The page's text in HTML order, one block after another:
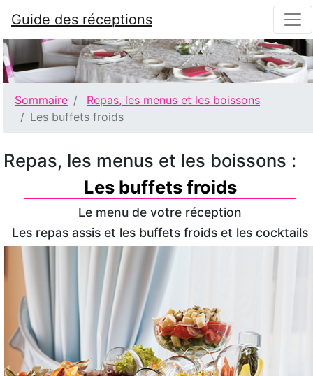
Guide des réceptions
Sommaire
Repas, les menus et les boissons
Les buffets froids
Repas, les menus et les boissons :
Les buffets froids
Le menu de votre réception
Les repas assis et les buffets froids et les cocktails